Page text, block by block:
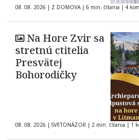
08. 08. 2026 | Z DOMOVA | 6 min. čítania | 4
Na Hore Zvir sa
stretnú ctitelia
Presvätej
Bohorodičky
08. 08. 2026 | SVETONÁZOR | 2 min. čítania | 1